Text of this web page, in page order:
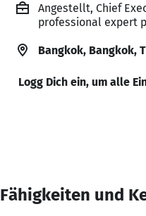
Angestellt, Chief
professional expert
Bangkok, Bangkok,
Logg Dich ein, um alle
Fähigkeiten und